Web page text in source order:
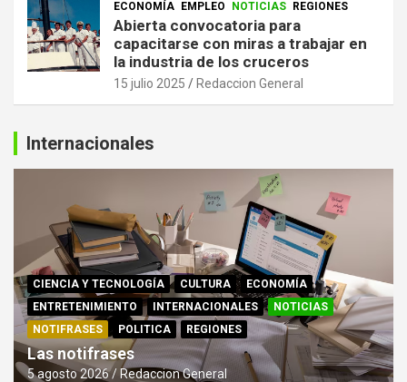
ECONOMÍA EMPLEO NOTICIAS REGIONES
Abierta convocatoria para
capacitarse con miras a trabajar en
la industria de los cruceros
15 julio 2025 Redaccion General
Internacionales
CIENCIA Y TECNOLOGÍA CULTURA
ECONOMÍA
ENTRETENIMIENTO
INTERNACIONALES
NOTICIAS
NOTIFRASES
POLITICA REGIONES
Las notifrases
5 agosto 2026 Redaccion General